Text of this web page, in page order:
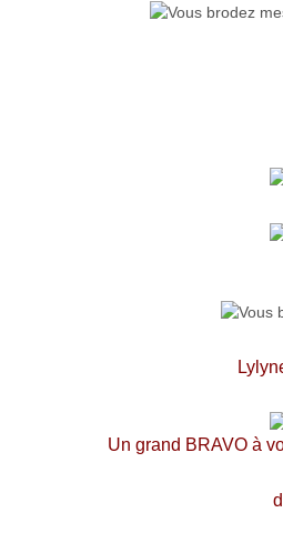
Un grand BRAVO à